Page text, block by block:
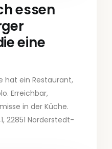
essen
eine
hat ein Restaurant,
Erreichbar,
in der Küche.
22851 Norderstedt-